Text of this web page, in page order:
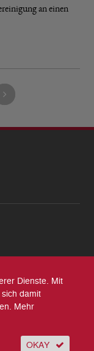
an einen
Dienste. Mit
damit
Mehr
OKAY